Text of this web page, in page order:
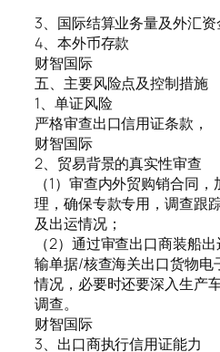
3、国际结算业务量及外汇
4、本外币存款
财智国际
五、主要风险点及控制措施
1、单证风险
严格审查出口信用证条款，
财智国际
2、贸易背景的真实性审查
（1）审查内外贸购销合同
理，确保专款专用，调查跟
及出运情况；
（2）通过审查出口商装船
输单据/核查海关出口货物电
情况，必要时还要深入生产
调查。
财智国际
3、出口商执行信用证能力